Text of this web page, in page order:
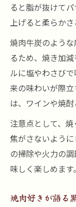
ると脂が抜けて
上げると柔らかさ
焼肉牛炭のよう
るため、焼き加
ルに塩やわさび
来の味わいが際
は、ワインや焼酎
注意点として、
焦がさないよう
の掃除や火力の
味しく楽しめます。
焼肉好きが語る